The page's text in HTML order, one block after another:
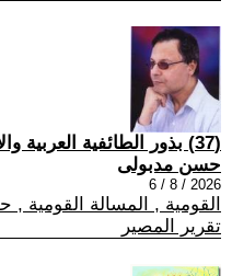
(37) بذور الطائفية العربية والاستقواء بالأجنبي !!
حسن مدبولى
2026 / 8 / 6
القومية , المسالة القومية
تقرير المصير